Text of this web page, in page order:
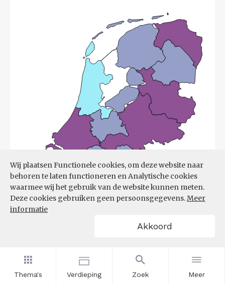
Thema's Verdieping Zoek Meer
Wij plaatsen Functionele cookies, om deze website naar
behoren te laten functioneren en Analytische cookies
waarmee wij het gebruik van de website kunnen meten.
Deze cookies gebruiken geen persoonsgegevens.Meer
informatie
Akkoord
Bron:
Filters